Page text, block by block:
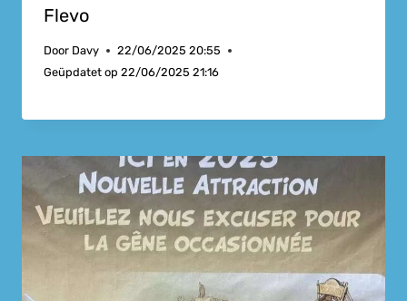
Flevo
Door Davy
22/06/2025 20:55
Geüpdatet op 22/06/2025 21:16